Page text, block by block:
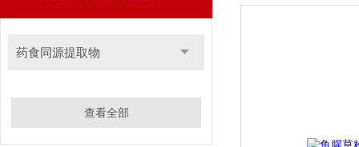
药食同源提取物
查看全部